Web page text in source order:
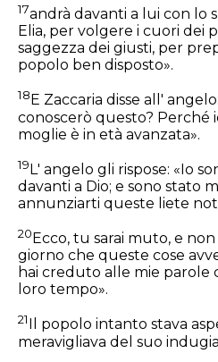
17andrà davanti a lui con lo
Elia, per volgere i cuori dei
saggezza dei giusti, per
popolo ben disposto».
18 E Zaccaria disse all'
conoscerò questo? Perché
moglie è in età avanzata».
19L' angelo gli rispose: «Io
davanti a Dio; e sono stato
annunziarti queste liete
20 Ecco, tu sarai muto, e
giorno che queste cose
hai creduto alle mie parole
loro tempo».
21
Il popolo intanto stava
meravigliava del suo